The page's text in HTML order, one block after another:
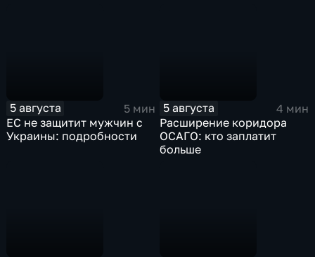
5 августа
5 мин
ЕС не защитит мужчин с
Украины: подробности
5 августа
4 мин
Расширение коридора
ОСАГО: кто заплатит
больше